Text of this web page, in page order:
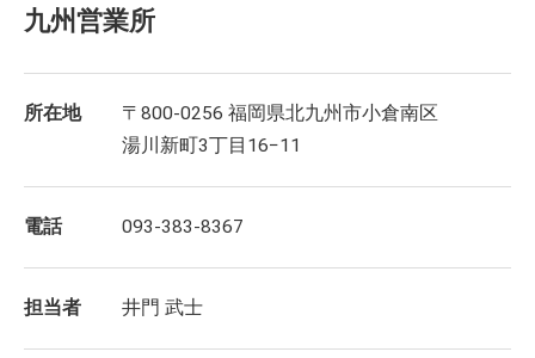
九州営業所
所在地
〒800-0256 福岡県北九州市小倉南区
湯川新町3丁目16−11
電話 093-383-8367
担当者 井門 武士